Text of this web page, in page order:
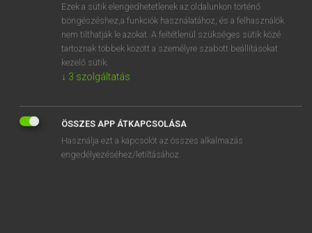
appendant
MICROSOFT OFFICE BŐVÍTMÉNY
BEÉPÜLŐ SZÓTÁRMODUL
ONLINE NYELVVIZSGA
Ezek a sütik elengedhetetlenek az oldalunkon történő
böngészéshez,a funkciók használatához, és a felhasználók
nem tilthatják le azokat. A feltétlenül szükséges sütik közé
tartoznak többek között a személyre szabott beállításokat
kezelő sütik.
↓ 3 szolgáltatás
ÖSSZES APP ÁTKAPCSOLÁSA
Használja ezt a kapcsolót az összes alkalmazás
engedélyezéséhez/letiltásához.